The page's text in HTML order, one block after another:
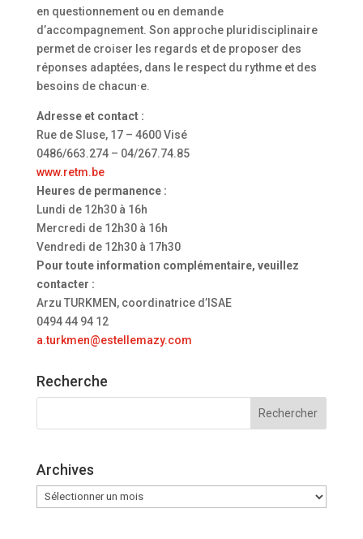
en questionnement ou en demande
d’accompagnement. Son approche pluridisciplinaire
permet de croiser les regards et de proposer des
réponses adaptées, dans le respect du rythme et des
besoins de chacun·e.
Adresse et contact :
Rue de Sluse, 17 – 4600 Visé
0486/663.274 – 04/267.74.85
www.retm.be
Heures de permanence :
Lundi de 12h30 à 16h
Mercredi de 12h30 à 16h
Vendredi de 12h30 à 17h30
Pour toute information complémentaire, veuillez
contacter :
Arzu TURKMEN, coordinatrice d’ISAE
0494 44 94 12
a.turkmen@estellemazy.com
Recherche
Archives
Archives